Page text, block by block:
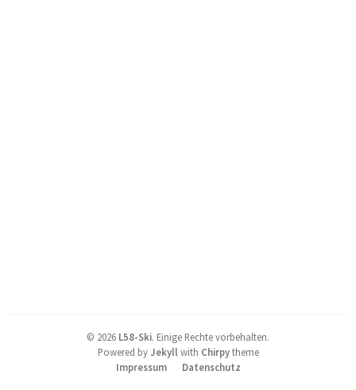
© 2026 L58-Ski. Einige Rechte vorbehalten.
Powered byJekyll with Chirpytheme
Impressum
Datenschutz